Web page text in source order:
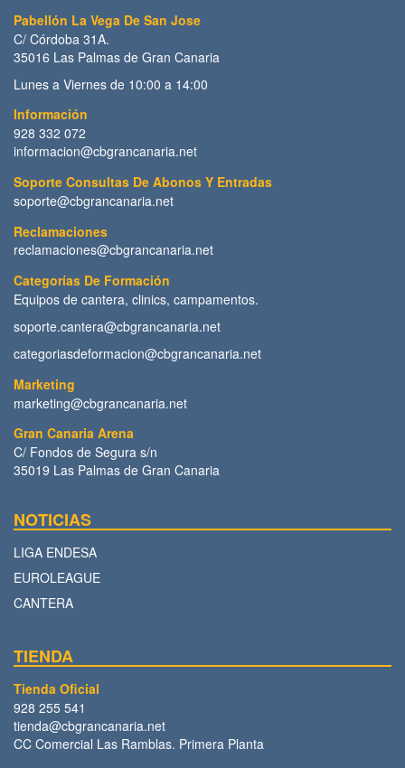
Pabellón La Vega De San Jose
C/ Córdoba 31A.
35016 Las Palmas de Gran Canaria
Lunes a Viernes de 10:00 a 14:00
Información
928 332 072
informacion@cbgrancanaria.net
Soporte Consultas De Abonos Y Entradas
soporte@cbgrancanaria.net
Reclamaciones
reclamaciones@cbgrancanaria.net
Categorías De Formación
Equipos de cantera, clinics, campamentos.
soporte.cantera@cbgrancanaria.net
categoriasdeformacion@cbgrancanaria.net
Marketing
marketing@cbgrancanaria.net
Gran Canaria Arena
C/ Fondos de Segura s/n
35019 Las Palmas de Gran Canaria
NOTICIAS
LIGA ENDESA
EUROLEAGUE
CANTERA
TIENDA
Tienda Oficial
928 255 541
tienda@cbgrancanaria.net
CC Comercial Las Ramblas. Primera Planta